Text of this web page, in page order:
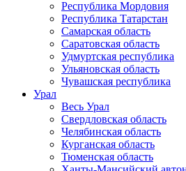
Республика Мордовия
Республика Татарстан
Самарская область
Саратовская область
Удмуртская республика
Ульяновская область
Чувашская республика
Урал
Весь Урал
Свердловская область
Челябинская область
Курганская область
Тюменская область